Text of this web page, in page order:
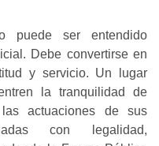
puede ser entendido
Debe convertirse en
y servicio. Un lugar
la tranquilidad de
actuaciones de sus
con legalidad,